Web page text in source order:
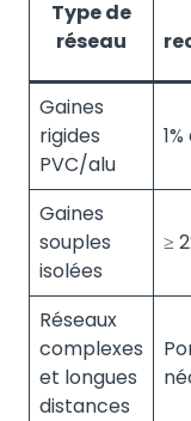
Type de
réseau
Gaines
rigides
PVC/alu
Gaines
souples
isolées
≥
Réseaux
complexes
et longues
distances